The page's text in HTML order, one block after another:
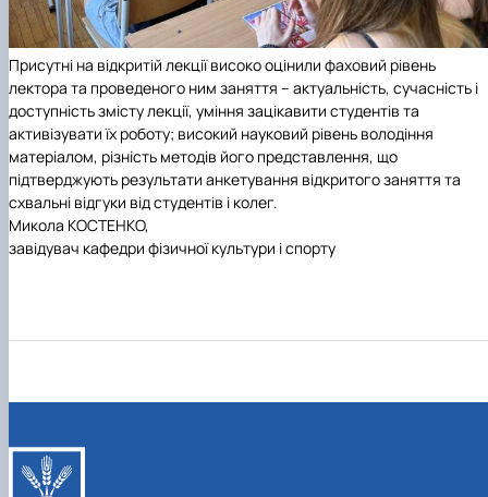
Присутні на відкритій лекції високо оцінили фаховий рівень
лектора та проведеного ним заняття – актуальність, сучасність і
доступність змісту лекції, уміння зацікавити студентів та
активізувати їх роботу; високий науковий рівень володіння
матеріалом, різність методів його представлення, що
підтверджують результати анкетування відкритого заняття та
схвальні відгуки від студентів і колег.
Микола КОСТЕНКО,
завідувач кафедри фізичної культури і спорту